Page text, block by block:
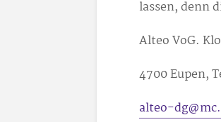
lassen, denn
Alteo VoG.
4700 Eupen,
alteo-